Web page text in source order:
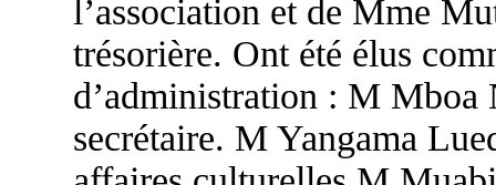
l’association et de Mme
trésorière. Ont été élus
d’administration : M Mboa
secrétaire. M Yangama